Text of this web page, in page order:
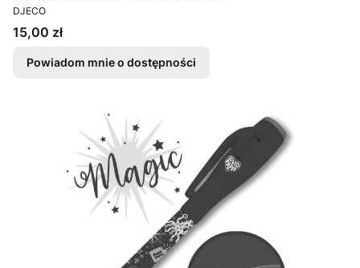
PRODUCENT
DJECO
Cena
15,00 zł
Powiadom mnie o dostępności